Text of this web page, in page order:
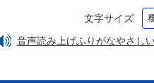
文字サイズ
音声読み上げふりがなやさし